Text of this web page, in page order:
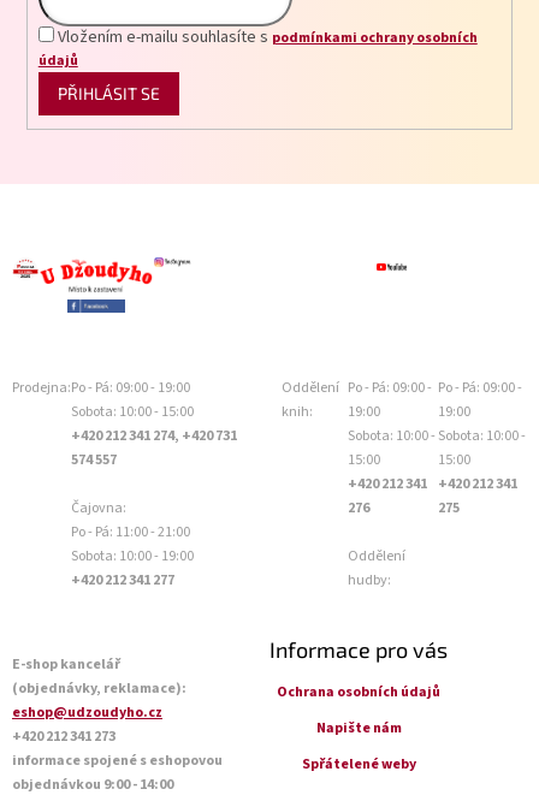
ý
p
Vložením e-mailu souhlasíte s podmínkami ochrany osobních
údajů
PŘIHLÁSIT SE
Prodejna:Po - Pá: 09:00 - 19:00
Sobota: 10:00 - 15:00
+420 212 341 274, +420 731
574 557
Čajovna:
Po - Pá: 11:00 - 21:00
Sobota: 10:00 - 19:00
+420 212 341 277
Oddělení
knih:
Po - Pá: 09:00 -
19:00
Sobota: 10:00 -
15:00
+420 212 341
276
Oddělení
hudby:
Po - Pá: 09:00 -
19:00
Sobota: 10:00 -
15:00
+420 212 341
275
E-shop kancelář
(objednávky, reklamace):
eshop@udzoudyho.cz
+420 212 341 273
informace spojené s eshopovou
objednávkou 9:00 - 14:00
Informace pro vás
Ochrana osobních údajů
Napište nám
Spřátelené weby